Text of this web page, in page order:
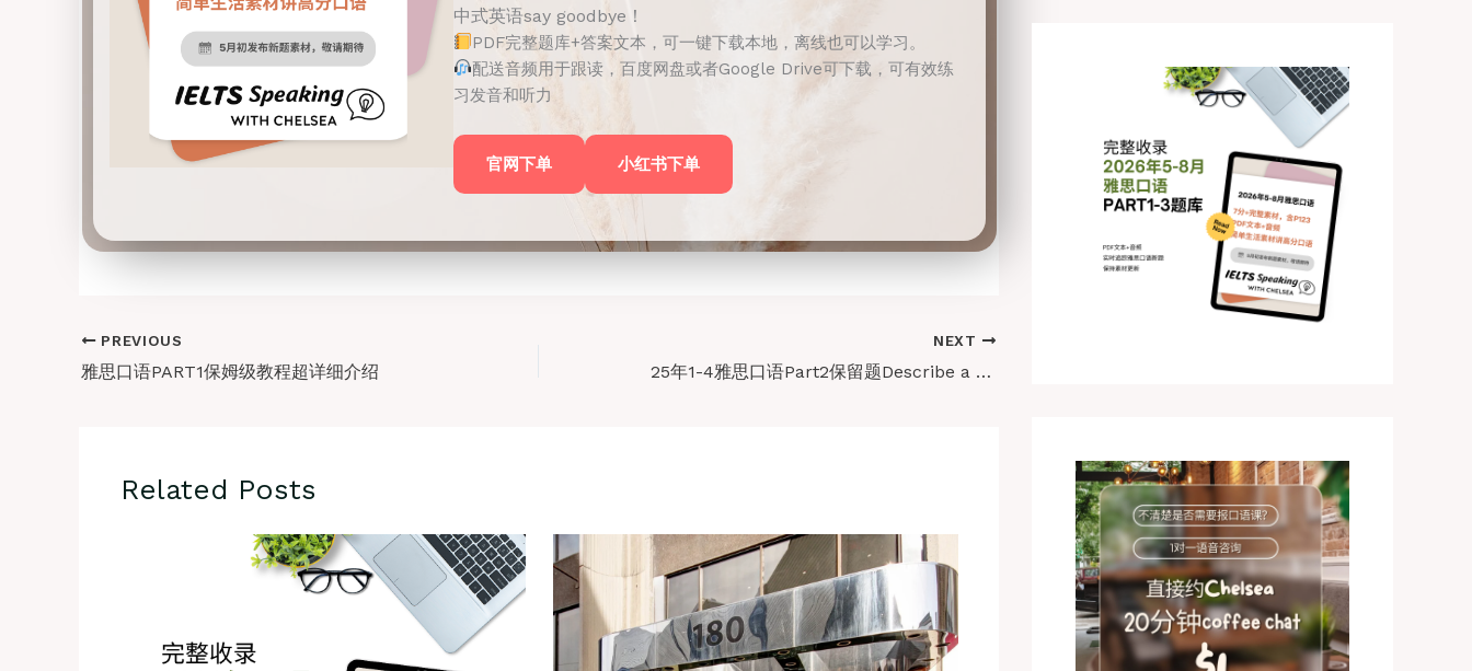
中式英语say goodbye！
PDF完整题库+答案文本，可一键下载本地，离线也可以学习。
配送音频用于跟读，百度网盘或者Google Drive可下载，可有效练
习发音和听力
官网下单 小红书下单
PREVIOUS
雅思口语PART1保姆级教程超详细介绍
NEXT
25年1-4雅思口语Part2保留题Describe a time you visited a new place (内含音频跟读)
Related Posts